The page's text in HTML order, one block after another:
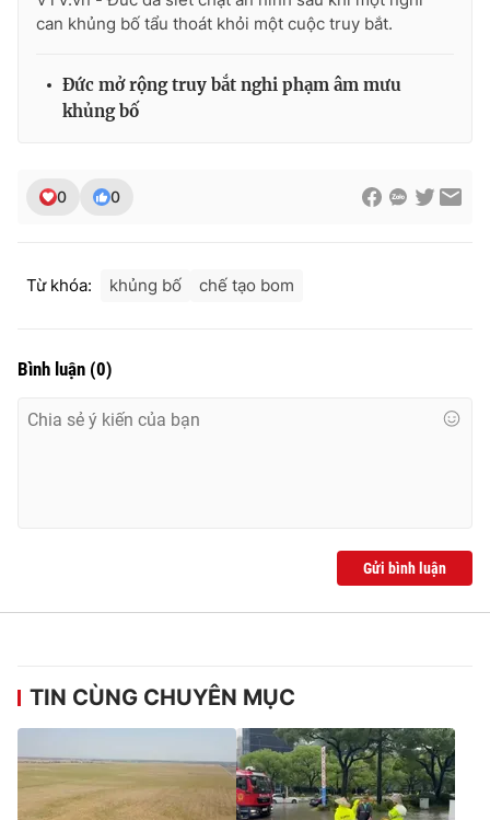
THỜI BÁO VTV
Theo dõi báo trên
Cơ quan báo chí:Thời báo VTV
Tổng Biên tập:
Phó Tổng Biên tập:
Nguyễn Thị Mỹ Hạnh, Phạm Quốc Thắng,
Nguyễn Trọng Ninh
can khủng bố tẩu thoát khỏi một cuộc truy bắt.
Đức mở rộng truy bắt nghi phạm âm mưu
khủng bố
0 0
Từ khóa: khủng bố chế tạo bom
Bình luận (0)
Gửi bình luận
TIN CÙNG CHUYÊN MỤC